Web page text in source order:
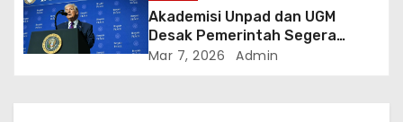
Akademisi Unpad dan UGM
Desak Pemerintah Segera
Evaluasi Keanggotaan
Mar 7, 2026 Admin